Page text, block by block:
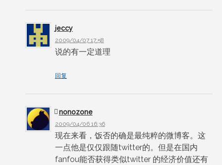
jeccy
2009/04/07 17:58
说的有一定道理
回复
nonozone
2009/04/06 16:36
现在来看，饭否的确是最纯粹的微博客。这
一点他是仅仅跟随twitter的。但是在国内
fanfou能否获得类似twitter 的经济价值还有